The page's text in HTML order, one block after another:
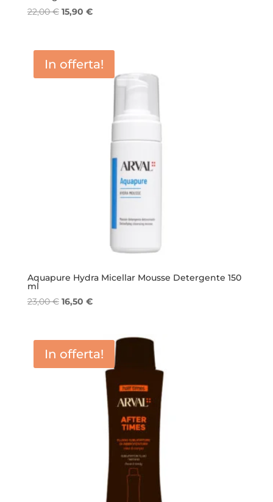
22,00€ Il
era:
22,00 €.
15,90 €Il
è:
15,90 €.
In offerta!
Aquapure Hydra Micellar Mousse Detergente 150
ml
23,00€ Il
era:
23,00 €.
16,50 €Il
è:
16,50 €.
In offerta!